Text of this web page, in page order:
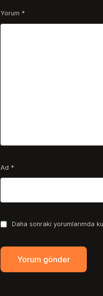
Yorum *
Ad *
Daha sonraki yorumlarımda